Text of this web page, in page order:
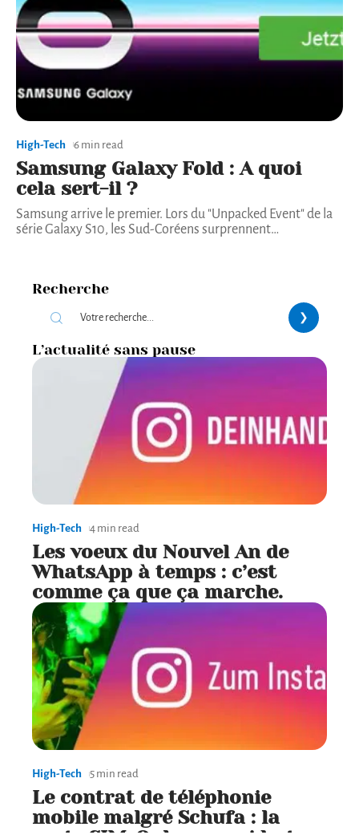
High-Tech 6 min read
Samsung Galaxy Fold : A quoi
cela sert-il ?
Samsung arrive le premier. Lors du "Unpacked Event" de la
série Galaxy S10, les Sud-Coréens surprennent…
Recherche
L’actualité sans pause
High-Tech 4 min read
Les voeux du Nouvel An de
WhatsApp à temps : c’est
comme ça que ça marche.
High-Tech 5 min read
Le contrat de téléphonie
mobile malgré Schufa : la